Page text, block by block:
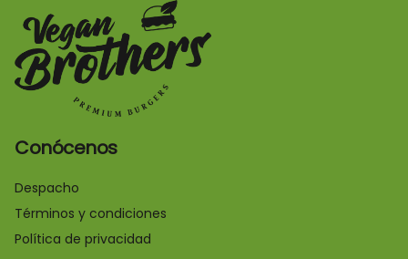
Conócenos
Despacho
Términos y condiciones
Política de privacidad